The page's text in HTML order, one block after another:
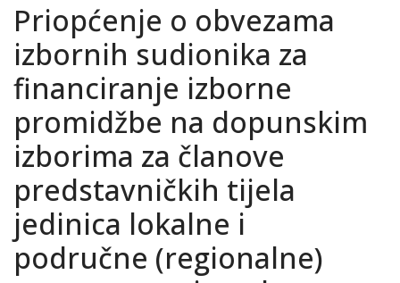
Priopćenje o obvezama
izbornih sudionika za
financiranje izborne
promidžbe na dopunskim
izborima za članove
predstavničkih tijela
jedinica lokalne i
područne (regionalne)